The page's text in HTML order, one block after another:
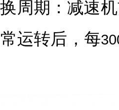
周期：减速
运转后，每